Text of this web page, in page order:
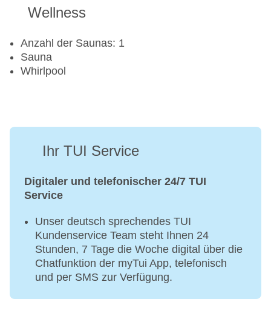
Wellness
Anzahl der Saunas: 1
Sauna
Whirlpool
Ihr TUI Service
Digitaler und telefonischer 24/7 TUI
Service
Unser deutsch sprechendes TUI
Kundenservice Team steht Ihnen 24
Stunden, 7 Tage die Woche digital über die
Chatfunktion der myTui App, telefonisch
und per SMS zur Verfügung.